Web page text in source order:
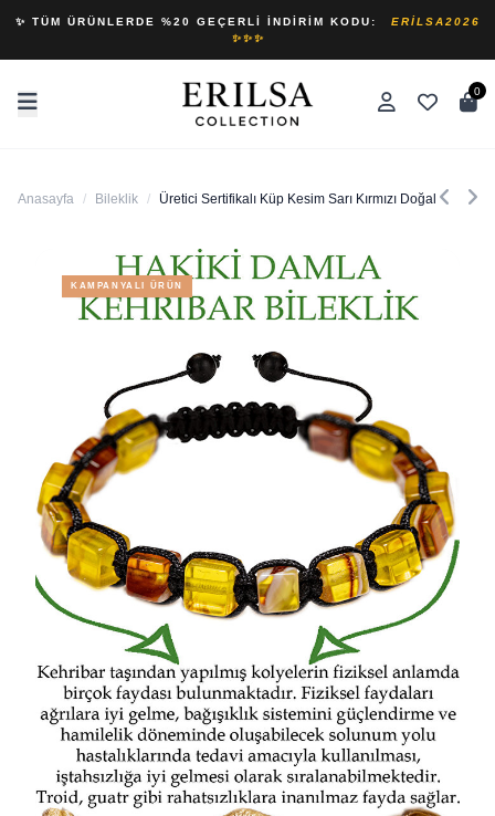
✨ TÜM ÜRÜNLERDE %20 GEÇERLI İNDIRIM KODU:
ERILSA2026
✨✨✨
0
Anasayfa / Bileklik / Üretici Sertifikalı Küp Kesim Sarı Kırmızı Doğal Damla
KAMPANYALI ÜRÜN